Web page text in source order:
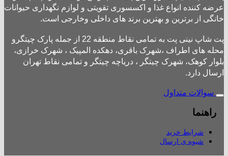
عرضه کننده انواع غذا و اکسسوری تقویتی و لوازم نگهداری حیوانات
خانگی از برترین و بهترین برند های داخلی وخارجی است.
پت شاپ نینی پت به تمامی نقاط منطقه 22 از جمله پارک چیتگرو
محله های اطراف ،شهرک باقری، دهکده المپیک ، شهرک خرازی،
بلوار کوهک، شهرک چیتگر ، دریاچه چیتگر و تمامی نقاط تهران
ارسال دارد.
سوالات متداول
راهنما
شرایط خرید
شیوه ی ارسال